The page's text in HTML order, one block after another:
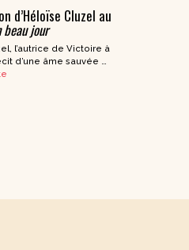
d’Héloïse Cluzel au
beau jour
l’autrice de Victoire à
d’une âme sauvée …